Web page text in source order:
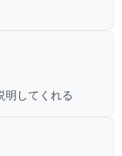
明してくれる